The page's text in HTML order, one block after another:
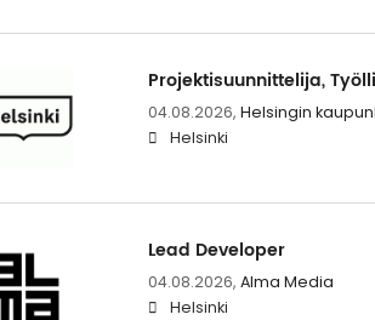
Projektisuunnittelija,
04.08.2026, Helsingin
Helsinki
Lead Developer
04.08.2026, Alma Media
Helsinki